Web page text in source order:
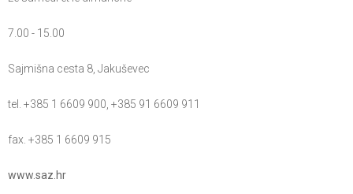
7.00 - 15.00
Sajmišna cesta 8, Jakuševec
tel. +385 1 6609 900, +385 91 6609 911
fax. +385 1 6609 915
www.saz.hr